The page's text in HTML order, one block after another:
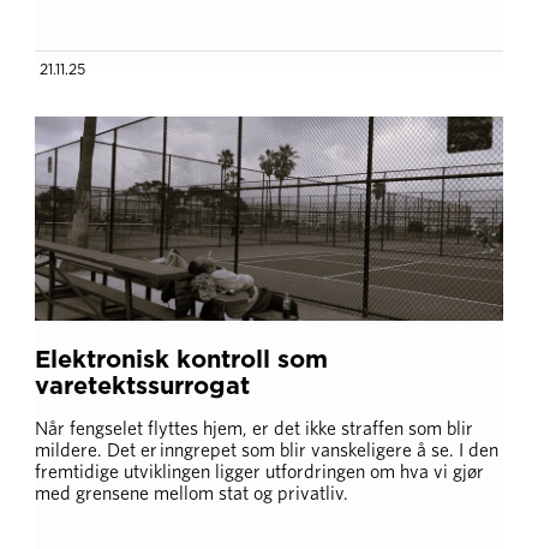
Elektronisk kontroll som
varetektssurrogat
Når fengselet flyttes hjem, er det ikke straffen som blir
mildere. Det er inngrepet som blir vanskeligere å se. I den
fremtidige utviklingen ligger utfordringen om hva vi gjør
med grensene mellom stat og privatliv.
21.11.25